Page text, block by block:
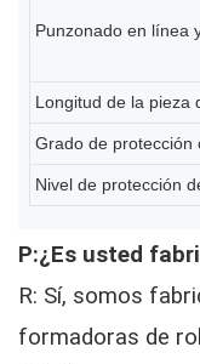
Punzonado en línea
Longitud de la pieza
Grado de protección
Nivel de protección
P:¿Es usted
R: Sí, somos
formadoras de